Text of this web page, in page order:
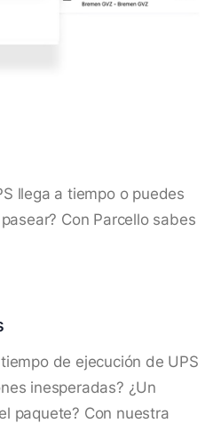
llega a tiempo o puedes
Con Parcello sabes
de ejecución de UPS
inesperadas? ¿Un
paquete? Con nuestra